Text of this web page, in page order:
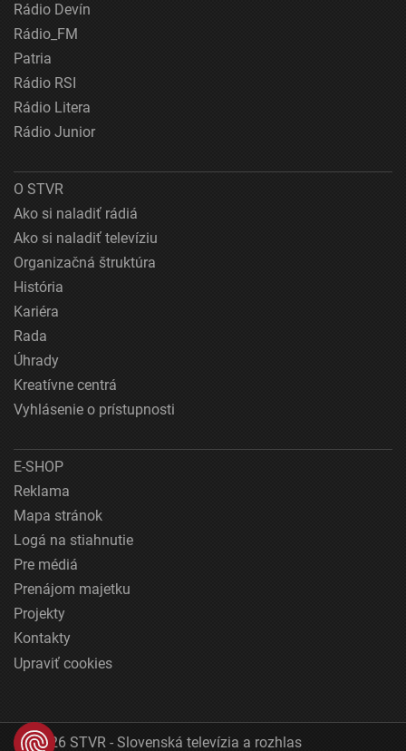
Rádio Devín
Rádio_FM
Patria
Rádio RSI
Rádio Litera
Rádio Junior
O STVR
Ako si naladiť rádiá
Ako si naladiť televíziu
Organizačná štruktúra
História
Kariéra
Rada
Úhrady
Kreatívne centrá
Vyhlásenie o prístupnosti
E-SHOP
Reklama
Mapa stránok
Logá na stiahnutie
Pre médiá
Prenájom majetku
Projekty
Kontakty
Upraviť cookies
© 2026 STVR - Slovenská televízia a rozhlas